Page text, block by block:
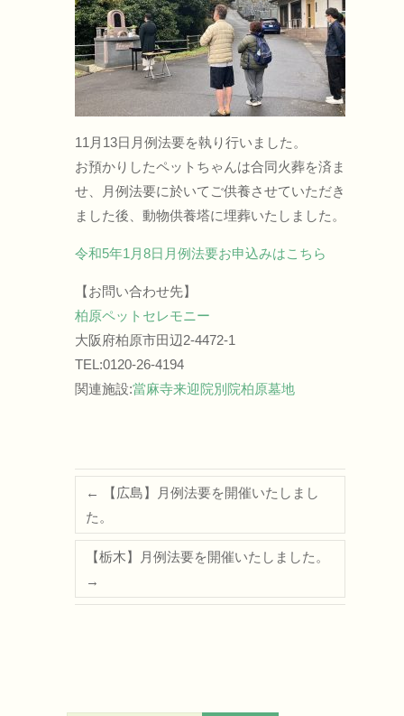
11月13日月例法要を執り行いました。
お預かりしたペットちゃんは合同火葬を済ま
せ、月例法要に於いてご供養させていただき
ました後、動物供養塔に埋葬いたしました。
令和5年1月8日月例法要お申込みはこちら
【お問い合わせ先】
柏原ペットセレモニー
大阪府柏原市田辺2-4472-1
TEL:0120-26-4194
関連施設:當麻寺来迎院別院柏原墓地
←
【広島】月例法要を開催いたしまし
た。
【栃木】月例法要を開催いたしました。
→